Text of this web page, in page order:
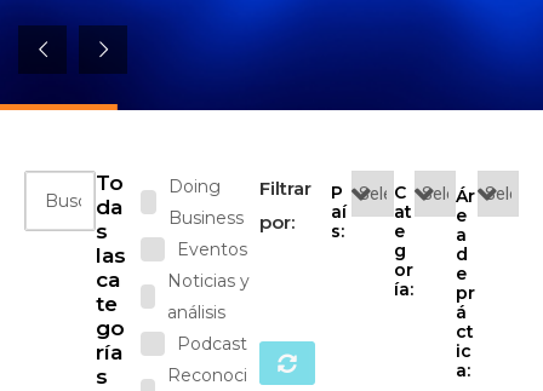
To
da
s
las
ca
te
go
ría
s
Doing
Business
Eventos
Noticias y
análisis
Podcast
Reconoci
Filtrar
por:
P
aí
s:
C
at
e
g
or
ía:
Ár
e
a
d
e
pr
á
ct
ic
a: